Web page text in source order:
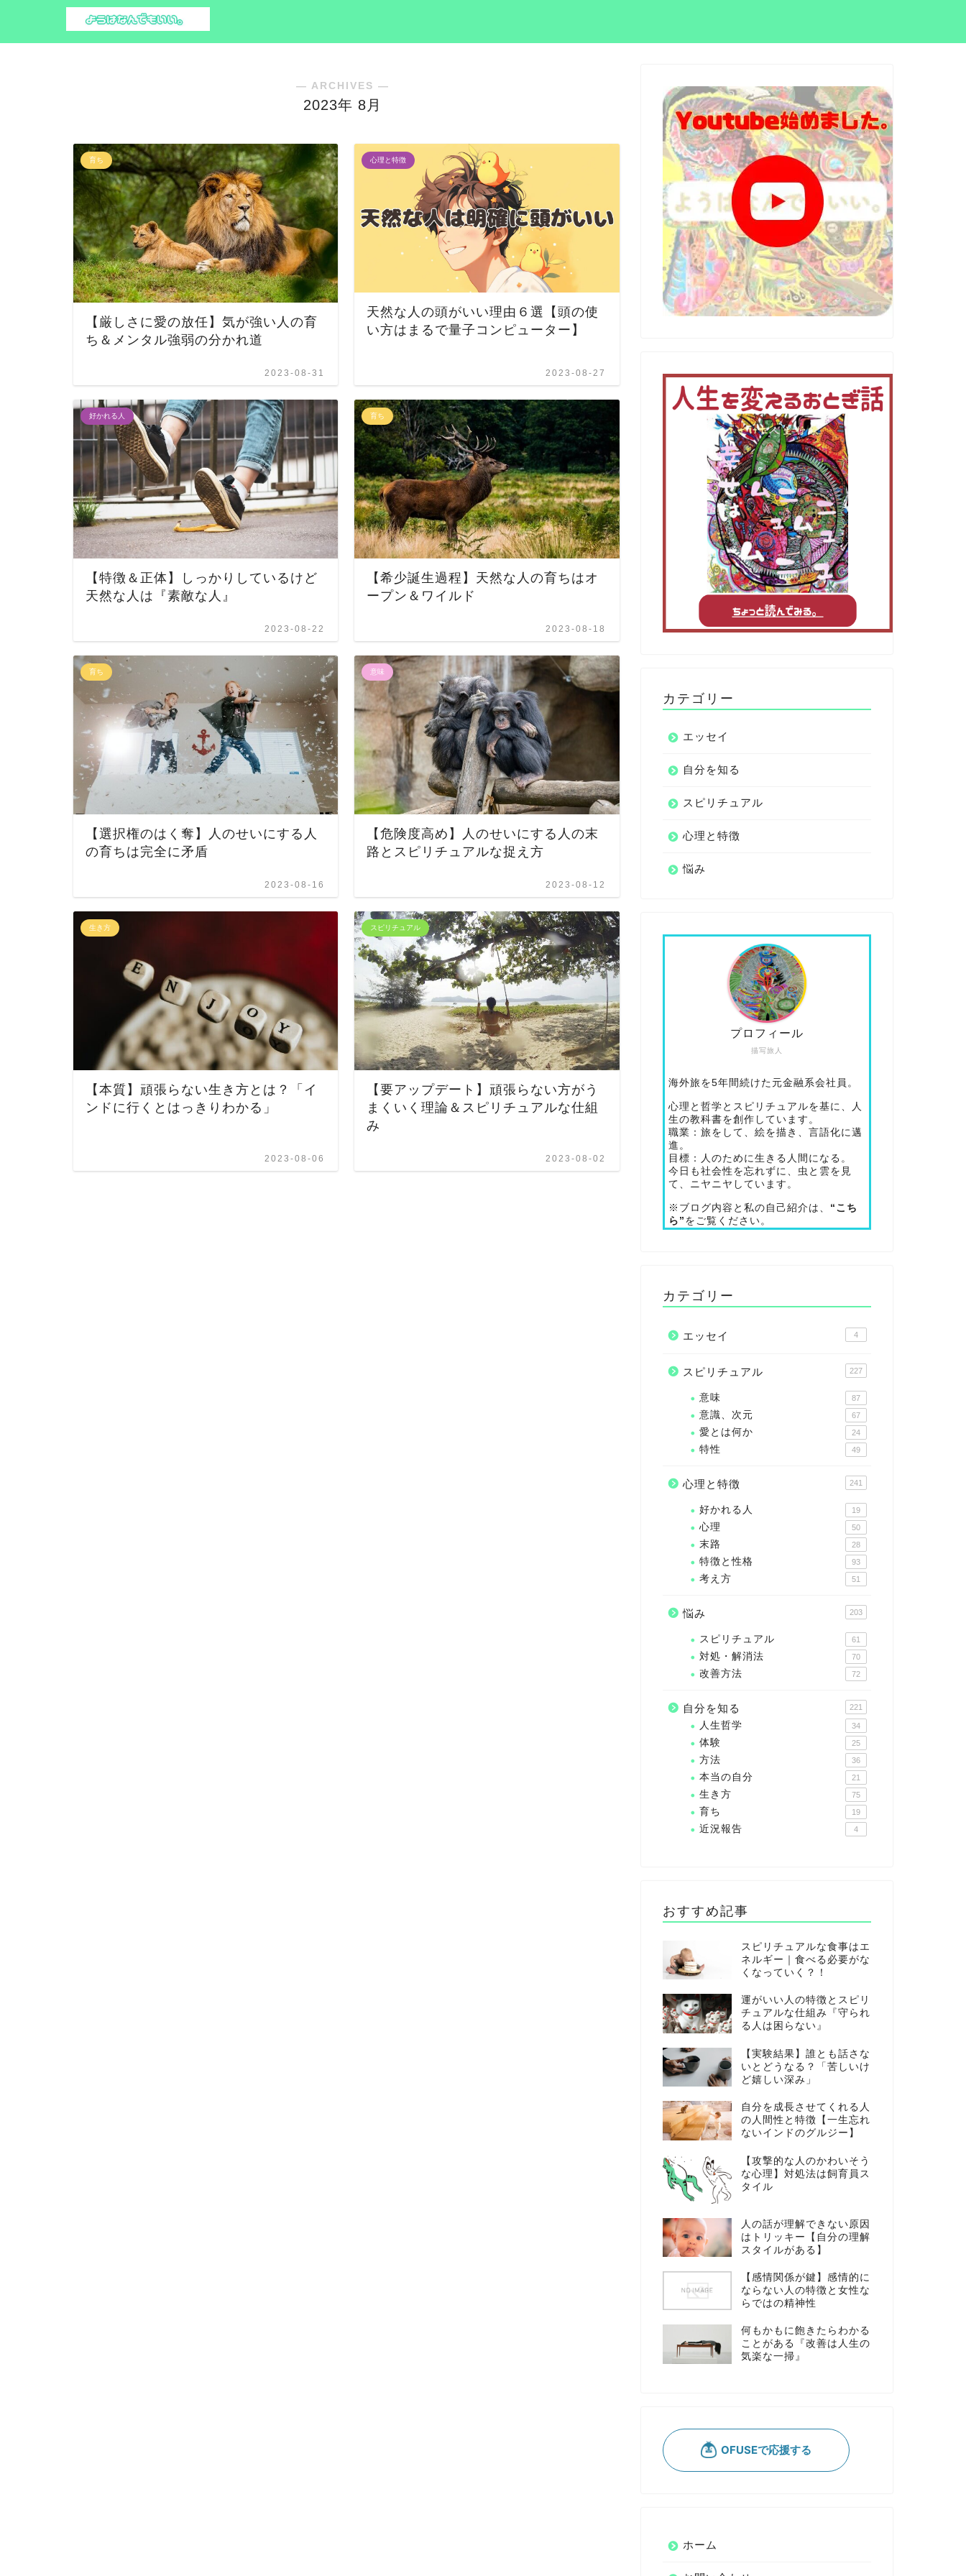
― ARCHIVES ―
2023年 8月
育ち
【厳しさに愛の放任】気が強い人の育
ち＆メンタル強弱の分かれ道
2023-08-31
心理と特徴
天然な人の頭がいい理由６選【頭の使
い方はまるで量子コンピューター】
2023-08-27
好かれる人
【特徴＆正体】しっかりしているけど
天然な人は『素敵な人』
2023-08-22
育ち
【希少誕生過程】天然な人の育ちはオ
ープン＆ワイルド
2023-08-18
育ち
【選択権のはく奪】人のせいにする人
の育ちは完全に矛盾
2023-08-16
意味
【危険度高め】人のせいにする人の末
路とスピリチュアルな捉え方
2023-08-12
生き方
【本質】頑張らない生き方とは？「イ
ンドに行くとはっきりわかる」
2023-08-06
スピリチュアル
【要アップデート】頑張らない方がう
まくいく理論＆スピリチュアルな仕組
み
2023-08-02
カテゴリー
エッセイ
自分を知る
スピリチュアル
心理と特徴
悩み
描写旅人
プロフィール
海外旅を5年間続けた元金融系会社員。
心理と哲学とスピリチュアルを基に、人
生の教科書を創作しています。
職業：旅をして、絵を描き、言語化に邁
進。
目標：人のために生きる人間になる。
今日も社会性を忘れずに、虫と雲を見
て、ニヤニヤしています。
※ブログ内容と私の自己紹介は、 “こち
ら” をご覧ください。
カテゴリー
エッセイ 4
スピリチュアル 227
意味 87
意識、次元 67
愛とは何か 24
特性 49
心理と特徴 241
好かれる人 19
心理 50
末路 28
特徴と性格 93
考え方 51
悩み 203
スピリチュアル 61
対処・解消法 70
改善方法 72
自分を知る 221
人生哲学 34
体験 25
方法 36
本当の自分 21
生き方 75
育ち 19
近況報告 4
おすすめ記事
スピリチュアルな食事はエ
ネルギー｜食べる必要がな
くなっていく？！
運がいい人の特徴とスピリ
チュアルな仕組み『守られ
る人は困らない』
【実験結果】誰とも話さな
いとどうなる？「苦しいけ
ど嬉しい深み」
自分を成長させてくれる人
の人間性と特徴【一生忘れ
ないインドのグルジー】
【攻撃的な人のかわいそう
な心理】対処法は飼育員ス
タイル
人の話が理解できない原因
はトリッキー【自分の理解
スタイルがある】
【感情関係が鍵】感情的に
ならない人の特徴と女性な
らではの精神性
何もかもに飽きたらわかる
ことがある『改善は人生の
気楽な一掃』
ホーム